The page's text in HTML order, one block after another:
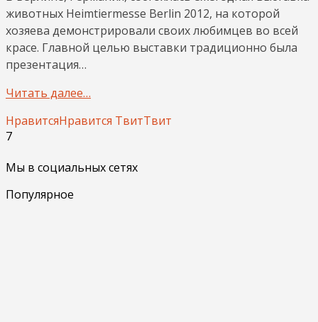
животных Heimtiermesse Berlin 2012, на которой
хозяева демонстрировали своих любимцев во всей
красе. Главной целью выставки традиционно была
презентация…
Читать далее…
НравитсяНравится ТвитТвит
7
Мы в социальных сетях
Популярное